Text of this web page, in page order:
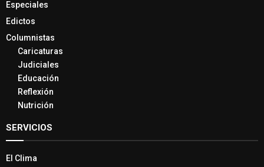
Especiales
Edictos
Columnistas
Caricaturas
Judiciales
Educación
Reflexión
Nutrición
SERVICIOS
El Clima